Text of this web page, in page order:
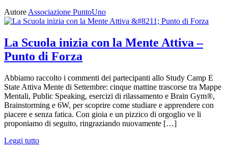
Autore Associazione PuntoUno
La Scuola inizia con la Mente Attiva –
Punto di Forza
Abbiamo raccolto i commenti dei partecipanti allo Study Camp E
State Attiva Mente di Settembre: cinque mattine trascorse tra Mappe
Mentali, Public Speaking, esercizi di rilassamento e Brain Gym®,
Brainstorming e 6W, per scoprire come studiare e apprendere con
piacere e senza fatica. Con gioia e un pizzico di orgoglio ve li
proponiamo di seguito, ringraziando nuovamente […]
Leggi tutto